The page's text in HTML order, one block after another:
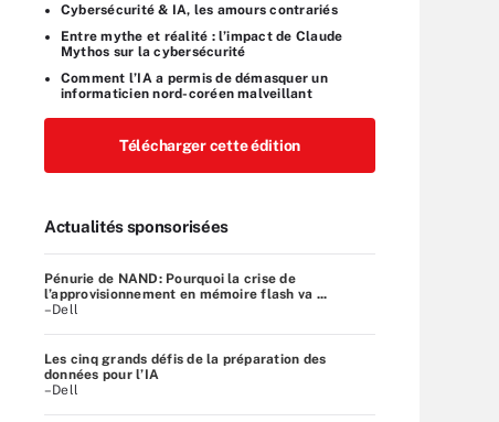
Cybersécurité & IA, les amours contrariés
Entre mythe et réalité : l’impact de Claude
Mythos sur la cybersécurité
Comment l’IA a permis de démasquer un
informaticien nord-coréen malveillant
Télécharger cette édition
Actualités sponsorisées
Pénurie de NAND: Pourquoi la crise de
l’approvisionnement en mémoire flash va ...
–Dell
Les cinq grands défis de la préparation des
données pour l’IA
–Dell